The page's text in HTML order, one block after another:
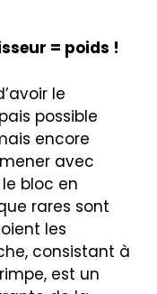
= poids !
le
possible
encore
avec
bloc en
rares sont
les
consistant à
est un